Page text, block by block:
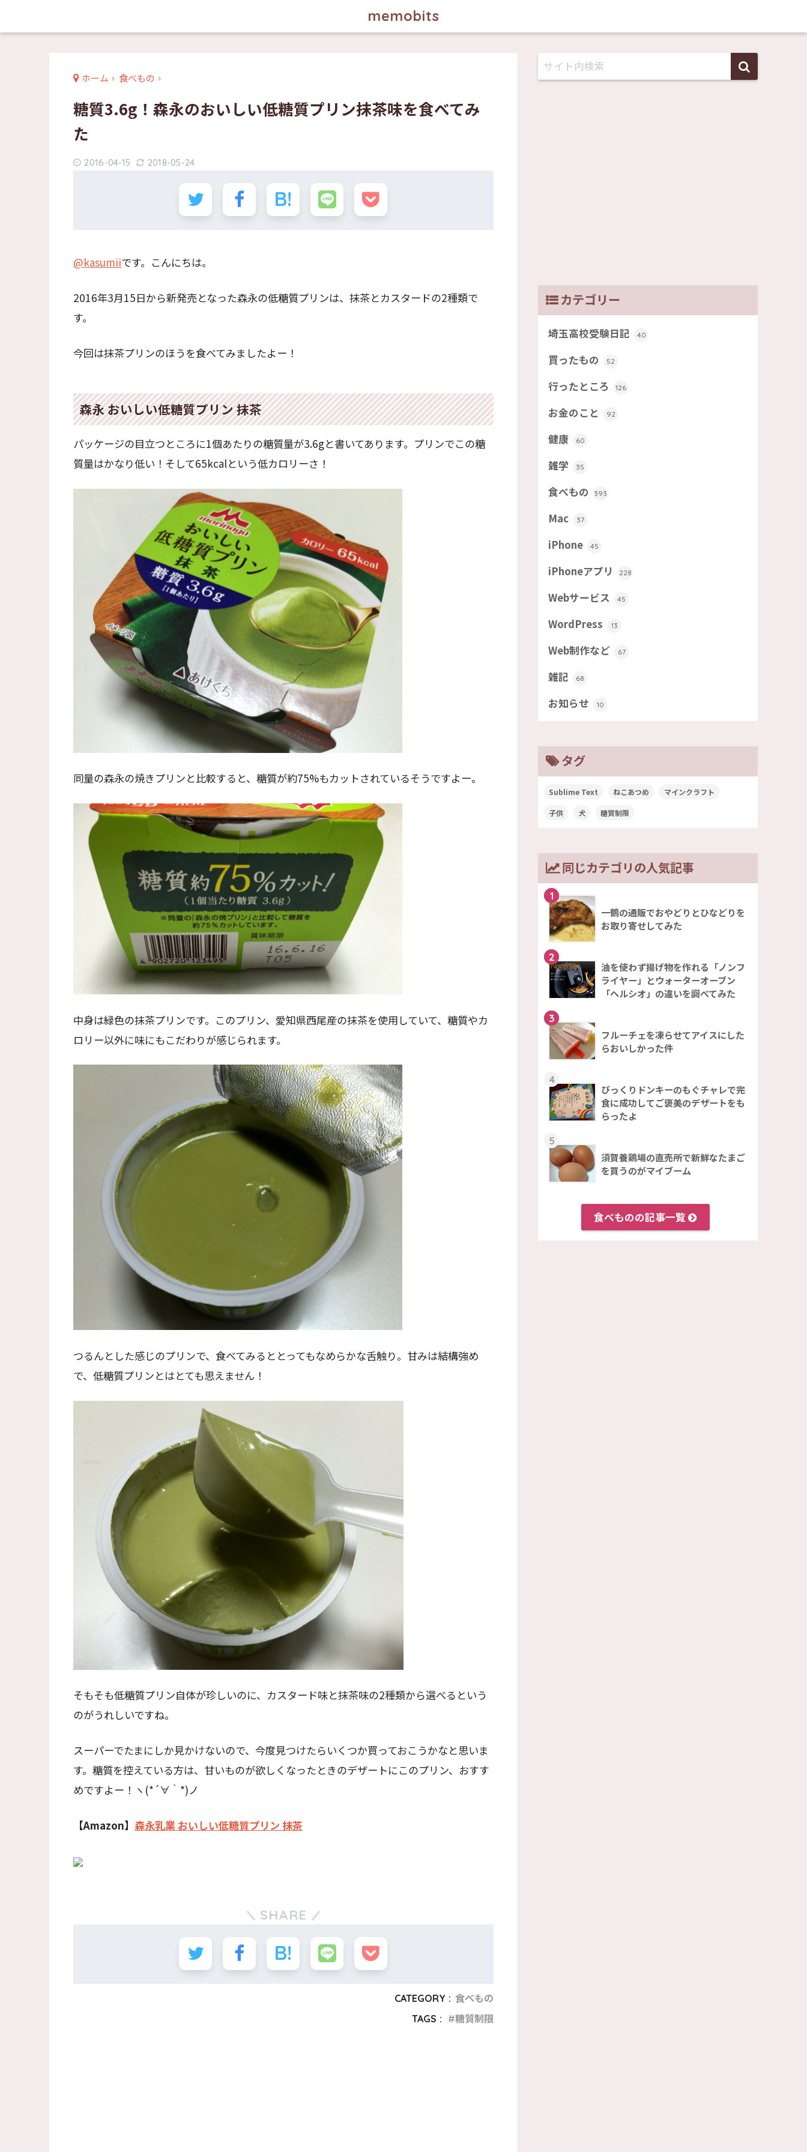
memobits
ホーム 食べもの
糖質3.6g！森永のおいしい低糖質プリン抹茶味を食べてみ
た
2016-04-15 2018-05-24
@kasumiiです。こんにちは。
2016年3月15日から新発売となった森永の低糖質プリンは、抹茶とカスタードの2種類で
す。
今回は抹茶プリンのほうを食べてみましたよー！
森永 おいしい低糖質プリン 抹茶
パッケージの目立つところに1個あたりの糖質量が3.6gと書いてあります。プリンでこの糖
質量はかなり低い！そして65kcalという低カロリーさ！
同量の森永の焼きプリンと比較すると、糖質が約75%もカットされているそうですよー。
中身は緑色の抹茶プリンです。このプリン、愛知県西尾産の抹茶を使用していて、糖質やカ
ロリー以外に味にもこだわりが感じられます。
つるんとした感じのプリンで、食べてみるととってもなめらかな舌触り。甘みは結構強め
で、低糖質プリンとはとても思えません！
そもそも低糖質プリン自体が珍しいのに、カスタード味と抹茶味の2種類から選べるという
のがうれしいですね。
スーパーでたまにしか見かけないので、今度見つけたらいくつか買っておこうかなと思いま
す。糖質を控えている方は、甘いものが欲しくなったときのデザートにこのプリン、おすす
めですよー！ヽ(*´∀｀*)ノ
【Amazon】 森永乳業 おいしい低糖質プリン 抹茶
SHARE
CATEGORY : 食べもの
TAGS :
糖質制限
カテゴリー
埼玉高校受験日記 40
買ったもの 52
行ったところ 126
お金のこと 92
健康 60
雑学 35
食べもの 393
Mac 37
iPhone 45
iPhoneアプリ 228
Webサービス 45
WordPress 13
Web制作など 67
雑記 68
お知らせ 10
タグ
Sublime Text ねこあつめ マインクラフト
子供 犬 糖質制限
同じカテゴリの人気記事
1
一鶴の通販でおやどりとひなどりを
お取り寄せしてみた
2
油を使わず揚げ物を作れる「ノンフ
ライヤー」とウォーターオーブン
「ヘルシオ」の違いを調べてみた
3
フルーチェを凍らせてアイスにした
らおいしかった件
4
びっくりドンキーのもぐチャレで完
食に成功してご褒美のデザートをも
らったよ
5
須賀養鶏場の直売所で新鮮なたまご
を買うのがマイブーム
食べものの記事一覧